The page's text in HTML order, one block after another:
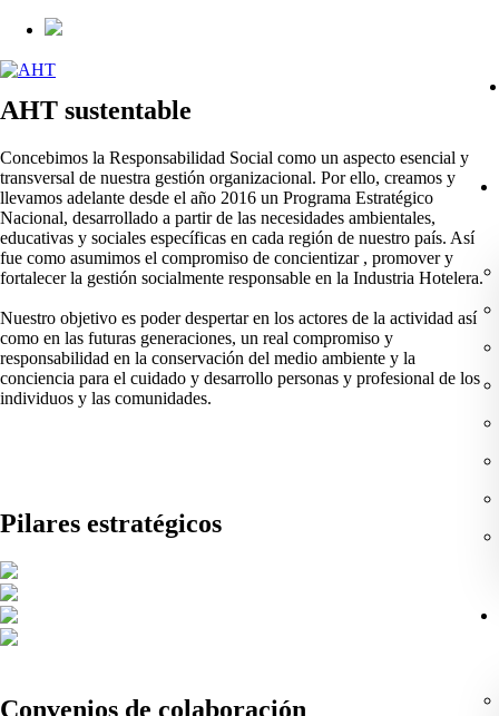
AHT sustentable
Concebimos la Responsabilidad Social como un aspecto esencial y
transversal de nuestra gestión organizacional. Por ello, creamos y
llevamos adelante desde el año 2016 un Programa Estratégico
Nacional, desarrollado a partir de las necesidades ambientales,
educativas y sociales específicas en cada región de nuestro país. Así
fue como asumimos el compromiso de concientizar , promover y
fortalecer la gestión socialmente responsable en la Industria Hotelera.
Nuestro objetivo es poder despertar en los actores de la actividad así
como en las futuras generaciones, un real compromiso y
responsabilidad en la conservación del medio ambiente y la
conciencia para el cuidado y desarrollo personas y profesional de los
individuos y las comunidades.
Pilares estratégicos
Convenios de colaboración